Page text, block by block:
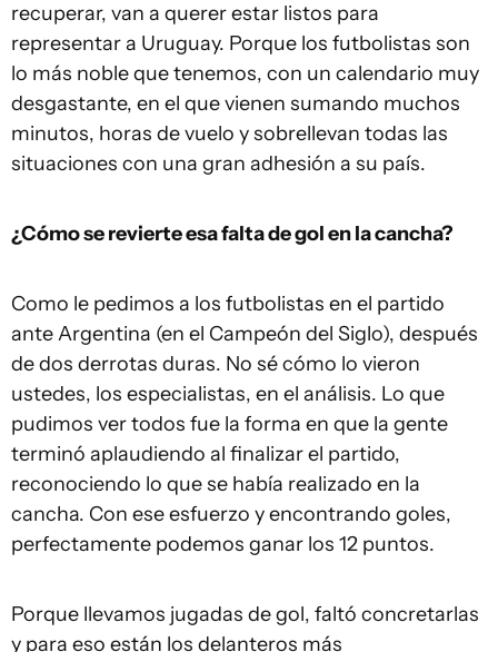
recuperar, van a querer estar listos para
representar a Uruguay. Porque los futbolistas son
lo más noble que tenemos, con un calendario muy
desgastante, en el que vienen sumando muchos
minutos, horas de vuelo y sobrellevan todas las
situaciones con una gran adhesión a su país.
¿Cómo se revierte esa falta de gol en la cancha?
Como le pedimos a los futbolistas en el partido
ante Argentina (en el Campeón del Siglo), después
de dos derrotas duras. No sé cómo lo vieron
ustedes, los especialistas, en el análisis. Lo que
pudimos ver todos fue la forma en que la gente
terminó aplaudiendo al finalizar el partido,
reconociendo lo que se había realizado en la
cancha. Con ese esfuerzo y encontrando goles,
perfectamente podemos ganar los 12 puntos.
Porque llevamos jugadas de gol, faltó concretarlas
y para eso están los delanteros más